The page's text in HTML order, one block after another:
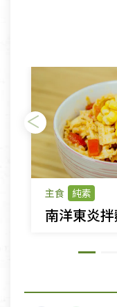
主食 純素
南洋東炎